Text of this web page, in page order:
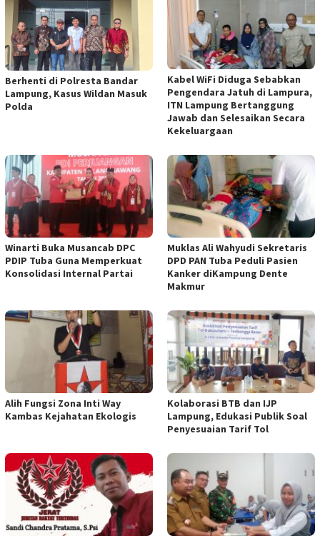
Berhenti di Polresta Bandar
Lampung, Kasus Wildan Masuk
Polda
Kabel WiFi Diduga Sebabkan
Pengendara Jatuh di Lampura,
ITN Lampung Bertanggung
Jawab dan Selesaikan Secara
Kekeluargaan
Winarti Buka Musancab DPC
PDIP Tuba Guna Memperkuat
Konsolidasi Internal Partai
Muklas Ali Wahyudi Sekretaris
DPD PAN Tuba Peduli Pasien
Kanker diKampung Dente
Makmur
Alih Fungsi Zona Inti Way
Kambas Kejahatan Ekologis
Kolaborasi BTB dan IJP
Lampung, Edukasi Publik Soal
Penyesuaian Tarif Tol